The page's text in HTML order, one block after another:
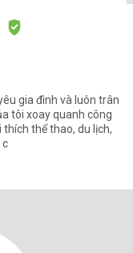
gia đình và luôn trân
tôi xoay quanh công
thể thao, du lịch,
c